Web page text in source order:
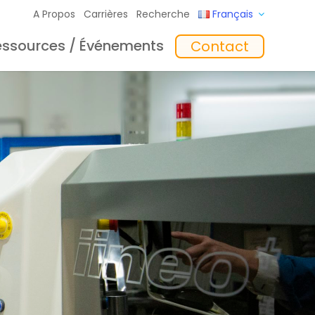
A Propos Carrières Recherche Français
Chargeurs
Accessoires
Formation
/ Événements
‘In the Mix’ Insights
Contact